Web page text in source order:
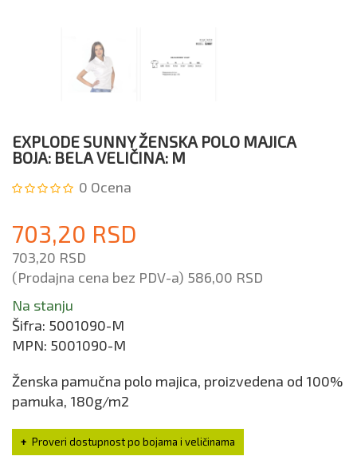
EXPLODE SUNNY ŽENSKA POLO MAJICA
BOJA: BELA VELIČINA: M
0 Ocena
703,20 RSD
703,20 RSD
(Prodajna cena bez PDV-a) 586,00 RSD
Na stanju
Šifra: 5001090-M
MPN: 5001090-M
Ženska pamučna polo majica, proizvedena od 100%
pamuka, 180g/m2
Proveri dostupnost po bojama i veličinama